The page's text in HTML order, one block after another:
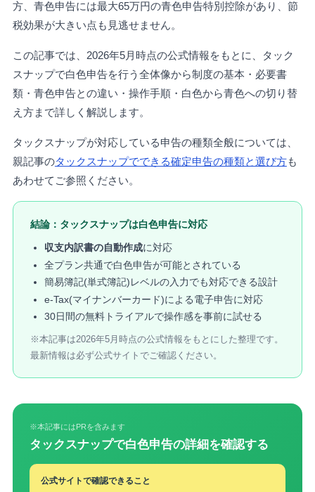
方、青色申告には最大65万円の青色申告特別控除があり、節
税効果が大きい点も見逃せません。
この記事では、2026年5月時点の公式情報をもとに、タック
スナップで白色申告を行う全体像から制度の基本・必要書
類・青色申告との違い・操作手順・白色から青色への切り替
え方まで詳しく解説します。
タックスナップが対応している申告の種類全般については、
親記事のタックスナップでできる確定申告の種類と選び方も
あわせてご参照ください。
結論：タックスナップは白色申告に対応
収支内訳書の自動作成に対応
全プラン共通で白色申告が可能とされている
簡易簿記(単式簿記)レベルの入力でも対応できる設計
e-Tax(マイナンバーカード)による電子申告に対応
30日間の無料トライアルで操作感を事前に試せる
※本記事は2026年5月時点の公式情報をもとにした整理です。
最新情報は必ず公式サイトでご確認ください。
※本記事にはPRを含みます
タックスナップで白色申告の詳細を確認する
公式サイトで確認できること